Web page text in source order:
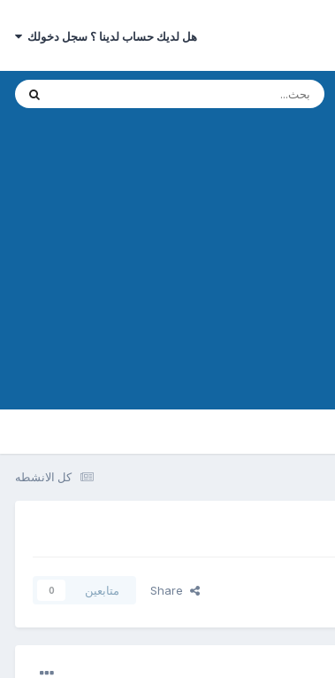
هل لديك حساب لدينا ؟ سجل دخولك
كل الانشطه
متابعين 0